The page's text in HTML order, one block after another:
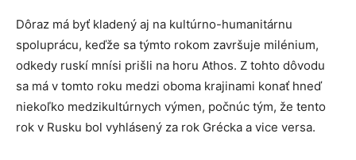
Dôraz má byť kladený aj na kultúrno-humanitárnu
spoluprácu, keďže sa týmto rokom završuje milénium,
odkedy ruskí mnísi prišli na horu Athos. Z tohto dôvodu
sa má v tomto roku medzi oboma krajinami konať hneď
niekoľko medzikultúrnych výmen, počnúc tým, že tento
rok v Rusku bol vyhlásený za rok Grécka a vice versa.